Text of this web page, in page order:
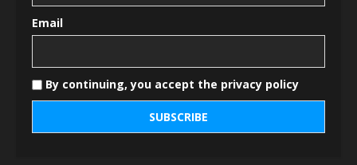
Email
By continuing, you accept the privacy policy